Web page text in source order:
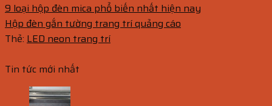
9 loại hộp đèn mica phổ biến nhất hiện nay
Hộp đèn gắn tường trang trí quảng cáo
Thẻ: LED neon trang trí
Tin tức mới nhất